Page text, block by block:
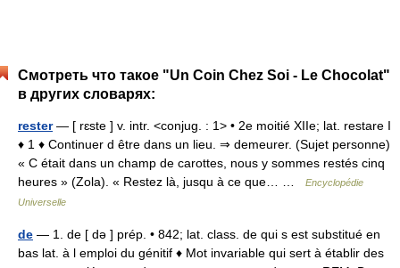
Смотреть что такое "Un Coin Chez Soi - Le Chocolat"
в других словарях:
rester— [ rɛste ] v. intr. <conjug. : 1> • 2e moitié XIIe; lat. restare I
♦ 1 ♦ Continuer d être dans un lieu. ⇒ demeurer. (Sujet personne)
« C était dans un champ de carottes, nous y sommes restés cinq
heures » (Zola). « Restez là, jusqu à ce que… …
Encyclopédie
Universelle
de — 1. de [ də ] prép. • 842; lat. class. de qui s est substitué en
bas lat. à l emploi du génitif ♦ Mot invariable qui sert à établir des